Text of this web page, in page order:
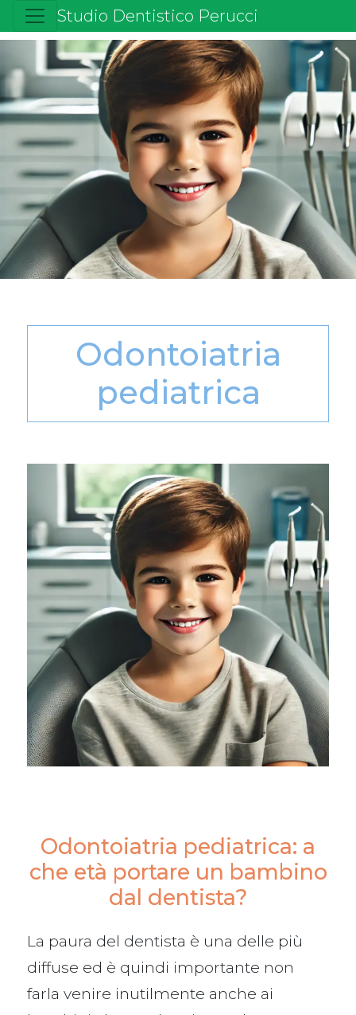
Studio Dentistico Perucci
Odontoiatria
pediatrica
Odontoiatria pediatrica: a
che età portare un bambino
dal dentista?
La paura del dentista è una delle più
diffuse ed è quindi importante non
farla venire inutilmente anche ai